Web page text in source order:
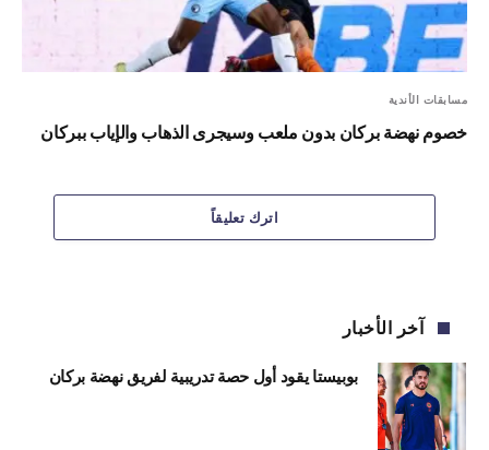
مسابقات الأندية
خصوم نهضة بركان بدون ملعب وسيجرى الذهاب والإياب ببركان
اترك تعليقاً
آخر الأخبار
بوبيستا يقود أول حصة تدريبية لفريق نهضة بركان